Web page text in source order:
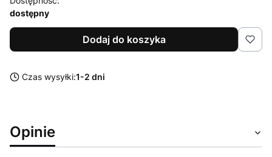
dostępny
Dodaj do koszyka
Czas wysyłki:1-2 dni
Opinie